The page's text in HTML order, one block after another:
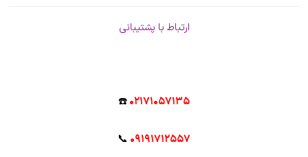
ارتباط با پشتیبانی
02171057135
☎️
09191712557
📞